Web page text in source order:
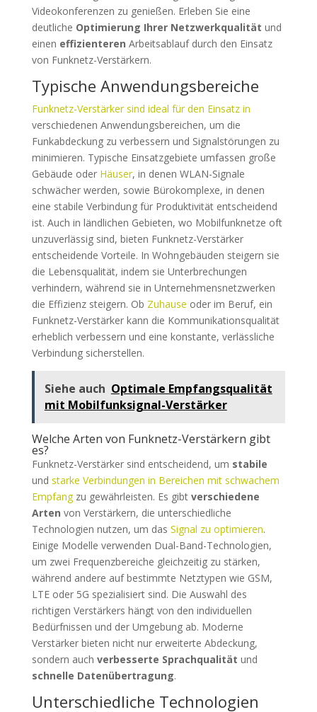
Videokonferenzen zu genießen. Erleben Sie eine
deutliche Optimierung Ihrer Netzwerkqualität und
einen effizienteren Arbeitsablauf durch den Einsatz
von Funknetz-Verstärkern.
Typische Anwendungsbereiche
Funknetz-Verstärker sind ideal für den Einsatz in
verschiedenen Anwendungsbereichen, um die
Funkabdeckung zu verbessern und Signalstörungen zu
minimieren. Typische Einsatzgebiete umfassen große
Gebäude oder Häuser, in denen WLAN-Signale
schwächer werden, sowie Bürokomplexe, in denen
eine stabile Verbindung für Produktivität entscheidend
ist. Auch in ländlichen Gebieten, wo Mobilfunknetze oft
unzuverlässig sind, bieten Funknetz-Verstärker
entscheidende Vorteile. In Wohngebäuden steigern sie
die Lebensqualität, indem sie Unterbrechungen
verhindern, während sie in Unternehmensnetzwerken
die Effizienz steigern. Ob Zuhause oder im Beruf, ein
Funknetz-Verstärker kann die Kommunikationsqualität
erheblich verbessern und eine konstante, verlässliche
Verbindung sicherstellen.
Siehe auch Optimale Empfangsqualität
mit Mobilfunksignal-Verstärker
Welche Arten von Funknetz-Verstärkern gibt
es?
Funknetz-Verstärker sind entscheidend, um stabile
und starke Verbindungen in Bereichen mit schwachem
Empfangzu gewährleisten. Es gibt verschiedene
Arten von Verstärkern, die unterschiedliche
Technologien nutzen, um das Signal zu optimieren.
Einige Modelle verwenden Dual-Band-Technologien,
um zwei Frequenzbereiche gleichzeitig zu stärken,
während andere auf bestimmte Netztypen wie GSM,
LTE oder 5G spezialisiert sind. Die Auswahl des
richtigen Verstärkers hängt von den individuellen
Bedürfnissen und der Umgebung ab. Moderne
Verstärker bieten nicht nur erweiterte Abdeckung,
sondern auch verbesserte Sprachqualität und
schnelle Datenübertragung.
Unterschiedliche Technologien